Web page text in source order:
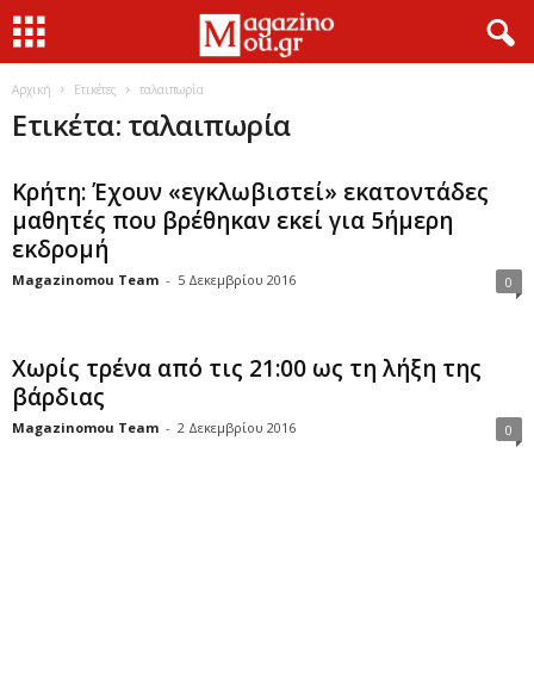
Αρχική Ετικέτες ταλαιπωρία
Ετικέτα: ταλαιπωρία
Κρήτη: Έχουν «εγκλωβιστεί» εκατοντάδες
μαθητές που βρέθηκαν εκεί για 5ήμερη
εκδρομή
Magazinomou Team - 5 Δεκεμβρίου 2016 0
Χωρίς τρένα από τις 21:00 ως τη λήξη της
βάρδιας
Magazinomou Team - 2 Δεκεμβρίου 2016 0